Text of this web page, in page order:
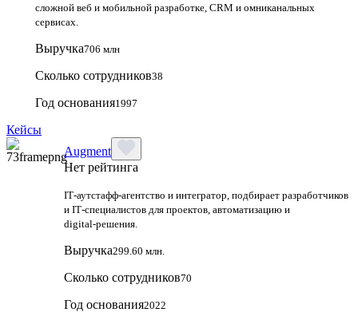
сложной веб и мобильной разработке, CRM и омниканальных
сервисах.
Выручка706 млн
Сколько сотрудников38
Год основания1997
Кейсы
Augment
Нет рейтинга
IT‑аутстафф‑агентство и интегратор, подбирает разработчиков
и IT‑специалистов для проектов, автоматизацию и
digital‑решения.
Выручка299.60 млн.
Сколько сотрудников70
Год основания2022